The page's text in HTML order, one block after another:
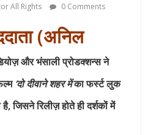
All Rights 0 Comments
(अनिल
और भंसाली प्रोडक्शन्स ने
‘दो दीवाने शहर मेंका फर्स्ट लुक
जिसने रिलीज़ होते ही दर्शकों में